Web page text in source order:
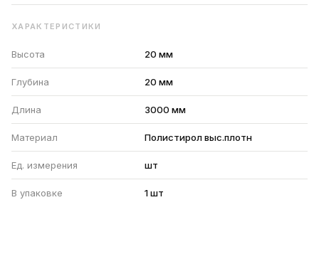
ХАРАКТЕРИСТИКИ
Высота 20 мм
Глубина 20 мм
Длина 3000 мм
Материал Полистирол выс.плотн
Ед. измерения шт
В упаковке 1 шт